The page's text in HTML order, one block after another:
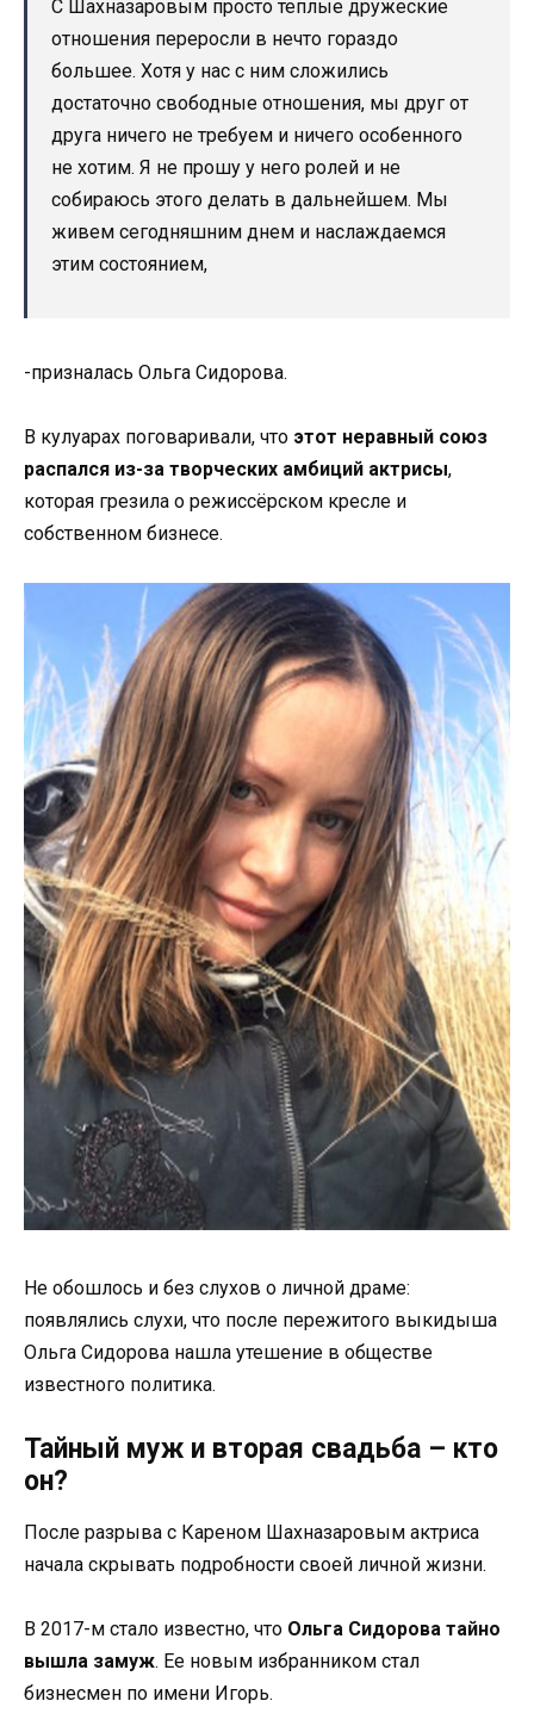
С Шахназаровым просто теплые дружеские
отношения переросли в нечто гораздо
большее. Хотя у нас с ним сложились
достаточно свободные отношения, мы друг от
друга ничего не требуем и ничего особенного
не хотим. Я не прошу у него ролей и не
собираюсь этого делать в дальнейшем. Мы
живем сегодняшним днем и наслаждаемся
этим состоянием,
-призналась Ольга Сидорова.
В кулуарах поговаривали, что этот неравный союз
распался из-за творческих амбиций актрисы,
которая грезила о режиссёрском кресле и
собственном бизнесе.
Не обошлось и без слухов о личной драме:
появлялись слухи, что после пережитого выкидыша
Ольга Сидорова нашла утешение в обществе
известного политика.
Тайный муж и вторая свадьба – кто
он?
После разрыва с Кареном Шахназаровым актриса
начала скрывать подробности своей личной жизни.
В 2017-м стало известно, что Ольга Сидорова тайно
вышла замуж. Ее новым избранником стал
бизнесмен по имени Игорь.